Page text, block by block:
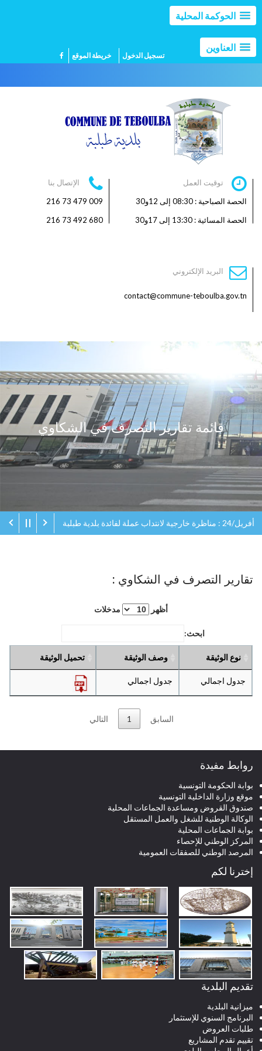
الحوكمة المحلية
العناوين
تسجيل الدخول خريطة الموقع
توقيت العمل
الحصة الصباحية : 08:30 إلى 12و30
الحصة المسائية : 13:30 إلى 17و30
الإتصال بنا
009 479 73 216
680 492 73 216
البريد الإلكتروني
contact@commune-teboulba.gov.tn
قائمة تقارير التصرف في الشكاوي
أفريل/24 : مناظرة خارجية لانتداب عملة لفائدة بلدية طبلبة
تقارير التصرف في الشكاوي :
أظهر مدخلات
ابحث:
نوع الوثيقة وصف الوثيقة تحميل الوثيقة
جدول اجمالي جدول اجمالي
السابق 1 التالي
روابط مفيدة
بوابة الحكومة التونسية
موقع وزارة الداخلية التونسية
صندوق القروض ومساعدة الجماعات المحلية
الوكالة الوطنية للشغل والعمل المستقل
بوابة الجماعات المحلية
المركز الوطني للإحصاء
المرصد الوطني للصفقات العمومية
إخترنا لكم
تقديم البلدية
ميزانية البلدية
البرنامج السنوي للإستثمار
طلبات العروض
تقييم تقدم المشاريع